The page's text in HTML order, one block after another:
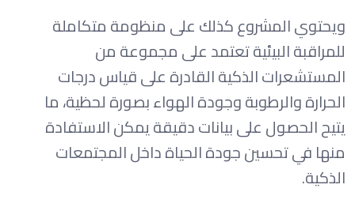
ويحتوي المشروع كذلك على منظومة متكاملة
للمراقبة البيئية تعتمد على مجموعة من
المستشعرات الذكية القادرة على قياس درجات
الحرارة والرطوبة وجودة الهواء بصورة لحظية، ما
يتيح الحصول على بيانات دقيقة يمكن الاستفادة
منها في تحسين جودة الحياة داخل المجتمعات
الذكية.